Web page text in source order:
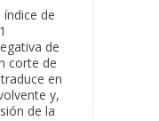
índice de
de
corte de
en
y,
de la